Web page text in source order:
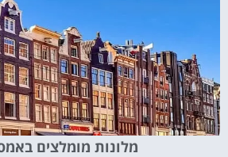
מלונות מומלצים